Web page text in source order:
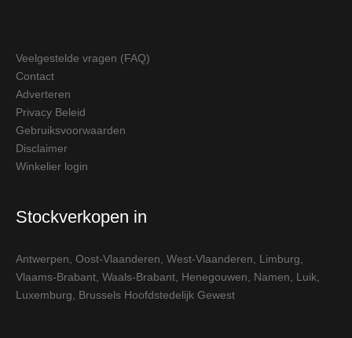
Veelgestelde vragen (FAQ)
Contact
Adverteren
Privacy Beleid
Gebruiksvoorwaarden
Disclaimer
Winkelier login
Stockverkopen in
Antwerpen Oost-Vlaanderen West-Vlaanderen Limburg
Vlaams-Brabant Waals-Brabant Henegouwen Namen Luik
Luxemburg
Brussels Hoofdstedelijk Gewest